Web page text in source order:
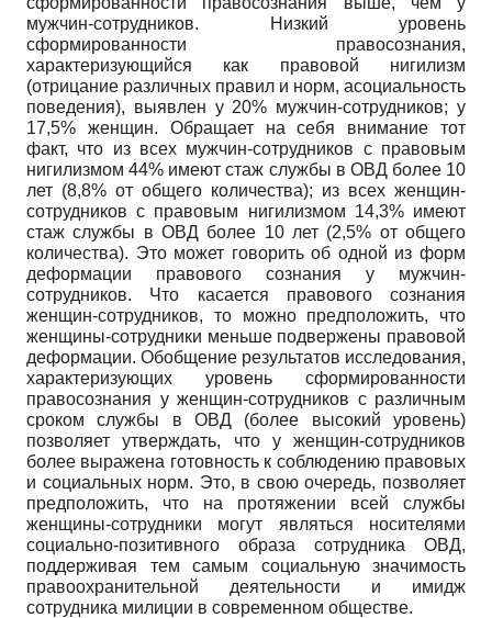
мужчин-сотрудников. Низкий уровень
сформированности правосознания,
характеризующийся как правовой нигилизм
(отрицание различных правил и норм, асоциальность
поведения), выявлен у 20% мужчин-сотрудников; у
17,5% женщин. Обращает на себя внимание тот
факт, что из всех мужчин-сотрудников с правовым
нигилизмом 44% имеют стаж службы в ОВД более 10
лет (8,8% от общего количества); из всех женщин-
сотрудников с правовым нигилизмом 14,3% имеют
стаж службы в ОВД более 10 лет (2,5% от общего
количества). Это может говорить об одной из форм
деформации правового сознания у мужчин-
сотрудников. Что касается правового сознания
женщин-сотрудников, то можно предположить, что
женщины-сотрудники меньше подвержены правовой
деформации. Обобщение результатов исследования,
характеризующих уровень сформированности
правосознания у женщин-сотрудников с различным
сроком службы в ОВД (более высокий уровень)
позволяет утверждать, что у женщин-сотрудников
более выражена готовность к соблюдению правовых
и социальных норм. Это, в свою очередь, позволяет
предположить, что на протяжении всей службы
женщины-сотрудники могут являться носителями
социально-позитивного образа сотрудника ОВД,
поддерживая тем самым социальную значимость
правоохранительной деятельности и имидж
сотрудника милиции в современном обществе.